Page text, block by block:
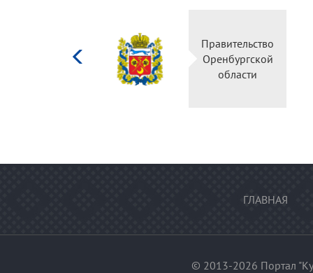
Правительство
Оренбургской
области
ГЛАВНАЯ
© 2013-2026 Портал